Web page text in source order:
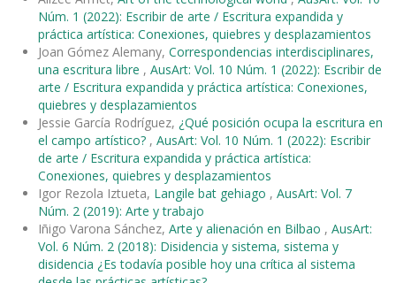
Núm. 1 (2022): Escribir de arte / Escritura expandida y
práctica artística: Conexiones, quiebres y desplazamientos
Joan Gómez Alemany, Correspondencias interdisciplinares,
una escritura libre , AusArt: Vol. 10 Núm. 1 (2022): Escribir de
arte / Escritura expandida y práctica artística: Conexiones,
quiebres y desplazamientos
Jessie García Rodríguez, ¿Qué posición ocupa la escritura en
el campo artístico? , AusArt: Vol. 10 Núm. 1 (2022): Escribir
de arte / Escritura expandida y práctica artística:
Conexiones, quiebres y desplazamientos
Igor Rezola Iztueta, Langile bat gehiago , AusArt: Vol. 7
Núm. 2 (2019): Arte y trabajo
Iñigo Varona Sánchez, Arte y alienación en Bilbao , AusArt:
Vol. 6 Núm. 2 (2018): Disidencia y sistema, sistema y
disidencia ¿Es todavía posible hoy una crítica al sistema